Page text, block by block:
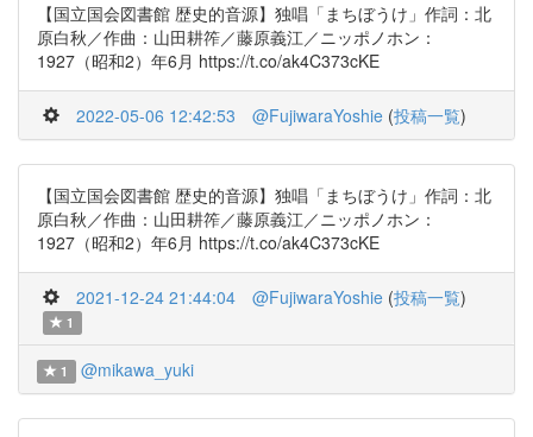
【国立国会図書館 歴史的音源】独唱「まちぼうけ」作詞：北
原白秋／作曲：山田耕筰／藤原義江／ニッポノホン：
1927（昭和2）年6月 https://t.co/ak4C373cKE
2022-05-06 12:42:53 @FujiwaraYoshie (投稿一覧)
【国立国会図書館 歴史的音源】独唱「まちぼうけ」作詞：北
原白秋／作曲：山田耕筰／藤原義江／ニッポノホン：
1927（昭和2）年6月 https://t.co/ak4C373cKE
2021-12-24 21:44:04 @FujiwaraYoshie (投稿一覧)
1
1 @mikawa_yuki